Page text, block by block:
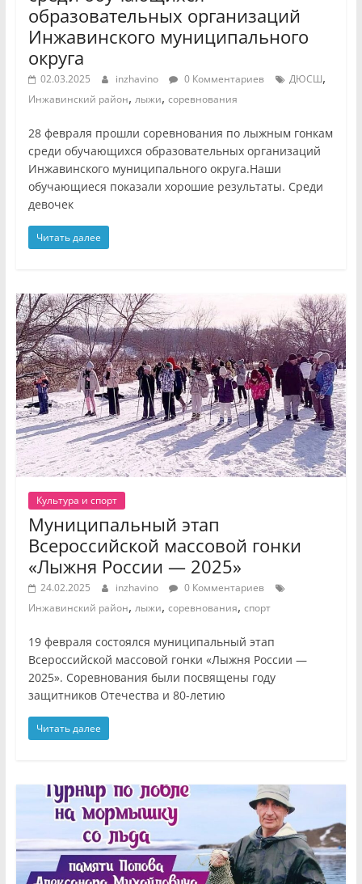
образовательных организаций
Инжавинского муниципального
округа
02.03.2025 inzhavino 0 Комментариев ДЮСШ,
Инжавинский район, лыжи, соревнования
28 февраля прошли соревнования по лыжным гонкам
среди обучающихся образовательных организаций
Инжавинского муниципального округа.Наши
обучающиеся показали хорошие результаты. Среди
девочек
Читать далее
Культура и спорт
Муниципальный этап
Всероссийской массовой гонки
«Лыжня России — 2025»
24.02.2025 inzhavino
0 Комментариев
Инжавинский район, лыжи, соревнования, спорт
19 февраля состоялся муниципальный этап
Всероссийской массовой гонки «Лыжня России —
2025». Соревнования были посвящены году
защитников Отечества и 80-летию
Читать далее